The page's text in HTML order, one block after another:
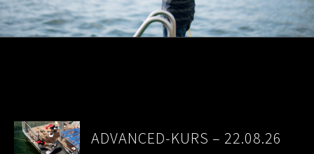
ADVANCED-KURS – 22.08.26